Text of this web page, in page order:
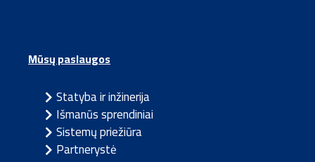
Mūsų paslaugos
Statyba ir inžinerija
Išmanūs sprendiniai
Sistemų priežiūra
Partnerystė